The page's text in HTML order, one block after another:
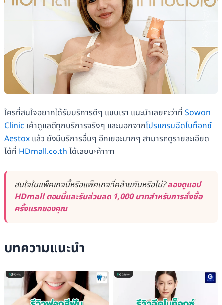
ใครที่สนใจอยากได้รับบริการดีๆ แบบเรา แนะนำเลยค่ะว่าที่ Sowon
Clinic เค้าดูแลดีทุกบริการจริงๆ และนอกจากโปรแกรมฉีดโบท็อกซ์
Aestoxแล้ว ยังมีบริการอื่นๆ อีกเยอะมากๆ สามารถดูรายละเอียด
ได้ที่ HDmall.co.th ได้เลยนะค้าาาา
สนใจในแพ็คเกจนี้หรือแพ็คเกจที่คล้ายกันหรือไม่?ลองดูแอป
HDmall ตอนนี้และรับส่วนลด 1,000 บาทสำหรับการสั่งซื้อ
ครั้งแรกของคุณ
บทความแนะนำ